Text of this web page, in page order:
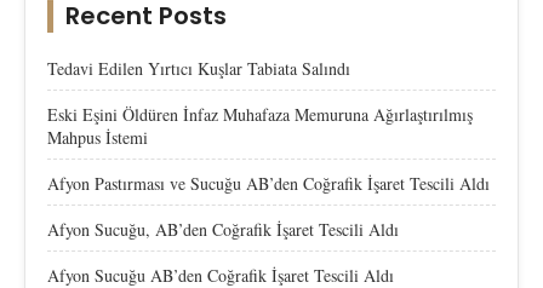
Recent Posts
Tedavi Edilen Yırtıcı Kuşlar Tabiata Salındı
Eski Eşini Öldüren İnfaz Muhafaza Memuruna Ağırlaştırılmış
Mahpus İstemi
Afyon Pastırması ve Sucuğu AB’den Coğrafik İşaret Tescili Aldı
Afyon Sucuğu, AB’den Coğrafik İşaret Tescili Aldı
Afyon Sucuğu AB’den Coğrafik İşaret Tescili Aldı